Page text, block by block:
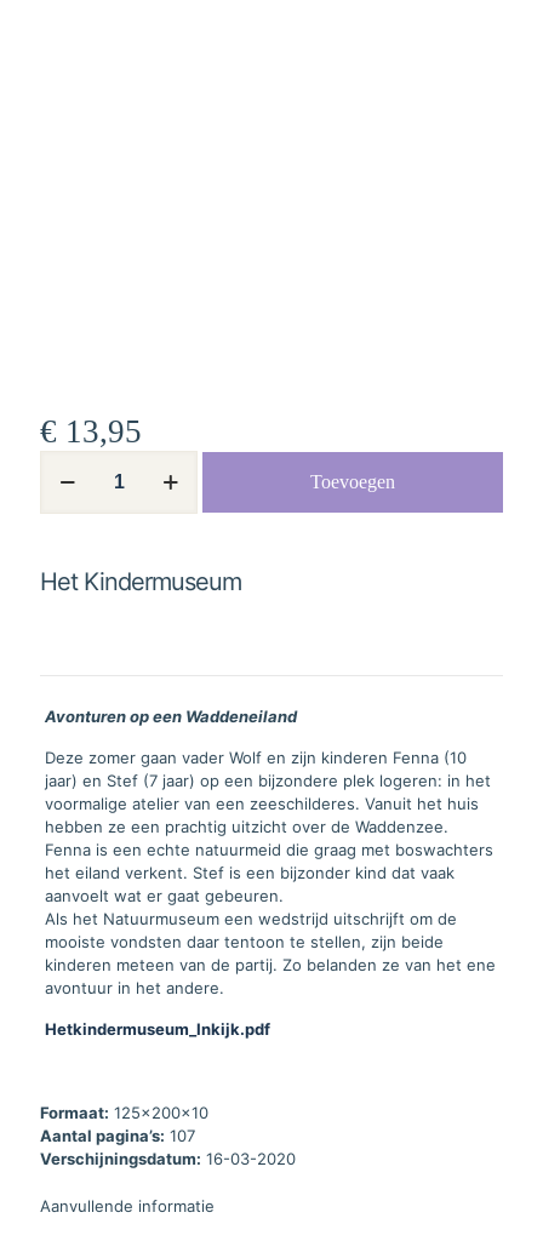
€ 13,95
Kindermuseum
Toevoegen
Het Kindermuseum
Avonturen op een Waddeneiland
Deze zomer gaan vader Wolf en zijn kinderen Fenna (10
jaar) en Stef (7 jaar) op een bijzondere plek logeren: in het
voormalige atelier van een zeeschilderes. Vanuit het huis
hebben ze een prachtig uitzicht over de Waddenzee.
Fenna is een echte natuurmeid die graag met boswachters
het eiland verkent. Stef is een bijzonder kind dat vaak
aanvoelt wat er gaat gebeuren.
Als het Natuurmuseum een wedstrijd uitschrijft om de
mooiste vondsten daar tentoon te stellen, zijn beide
kinderen meteen van de partij. Zo belanden ze van het ene
avontuur in het andere.
Hetkindermuseum_Inkijk.pdf
Formaat: 125x200x10
Aantal pagina’s: 107
Verschijningsdatum: 16-03-2020
Aanvullende informatie